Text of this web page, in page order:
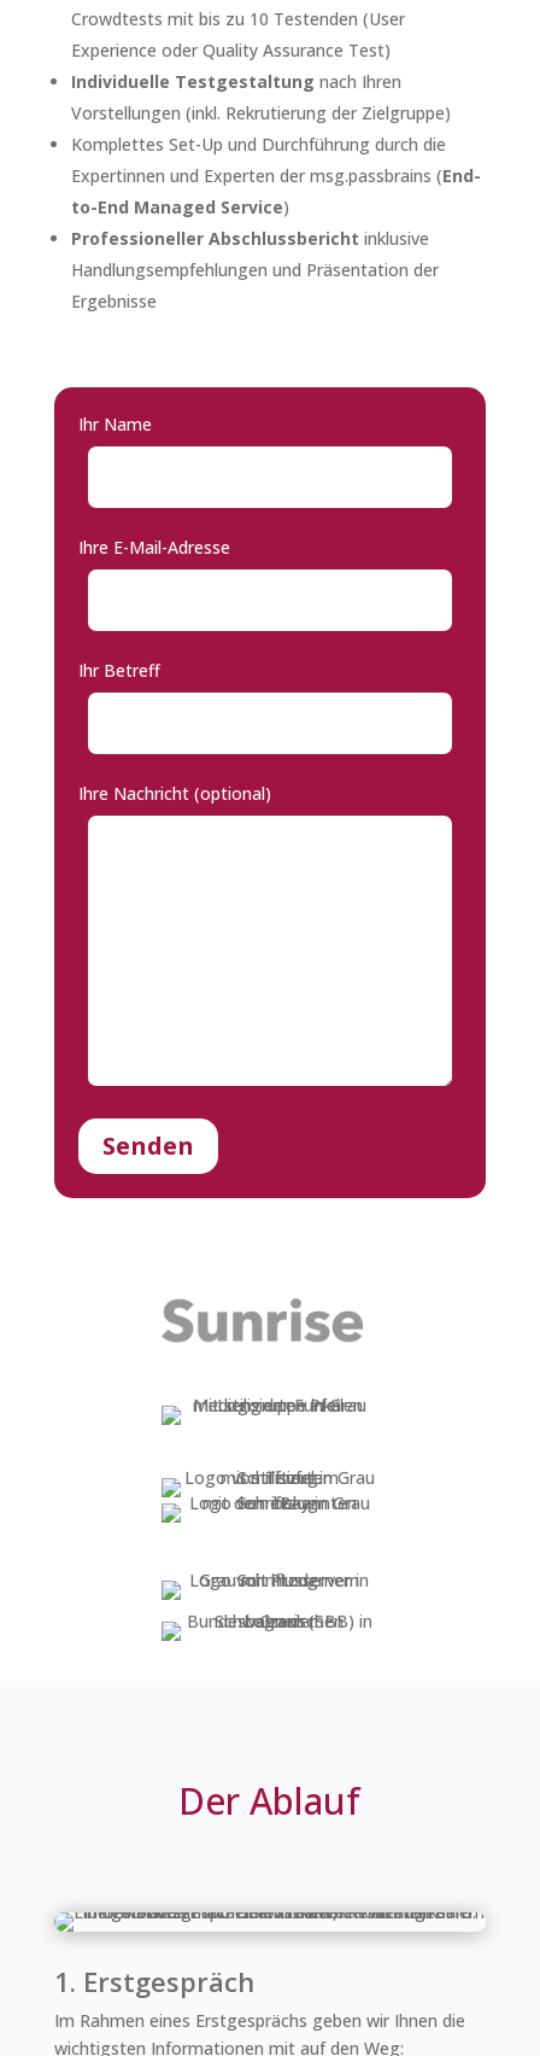
Crowdtests mit bis zu 10 Testenden (User
Experience oder Quality Assurance Test)
Individuelle Testgestaltung nach Ihren
Vorstellungen (inkl. Rekrutierung der Zielgruppe)
Komplettes Set-Up und Durchführung durch die
Expertinnen und Experten der msg.passbrains (End-
to-End Managed Service)
Professioneller Abschlussbericht inklusive
Handlungsempfehlungen und Präsentation der
Ergebnisse
Ihr Name
Ihre E-Mail-Adresse
Ihr Betreff
Ihre Nachricht (optional)
Senden
Der Ablauf
1. Erstgespräch
Im Rahmen eines Erstgesprächs geben wir Ihnen die
wichtigsten Informationen mit auf den Weg: